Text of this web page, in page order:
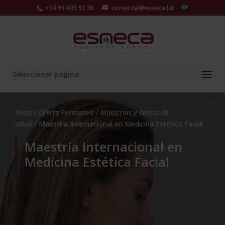
+34 91 005 92 36 comercial@esneca.lat
Seleccionar página
Inicio / Oferta Formativa / Maestrías y cursos de
salud / Maestría Internacional en Medicina Estética Facial
Maestría Internacional en
Medicina Estética Facial